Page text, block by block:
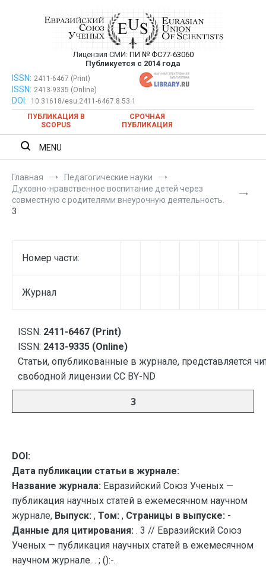
Евразийский Союз Ученых —
публикация научных статей в
ежемесячном научном журнале
Лицензия СМИ: ПИ № ФС77-63060
Публикуется с 2014 года
Евразийский Союз Ученых — публикация научных статей в
ежемесячном научном журнале
ISSN: 2411-6467 (Print)
ISSN: 2413-9335 (Online)
DOI:
10.31618/esu.2411-6467.8.53.1
ПУБЛИКАЦИЯ В
SCOPUS
СРОЧНАЯ
ПУБЛИКАЦИЯ
MENU
Главная
Педагогические науки
Духовно-нравственное воспитание детей через
совместную с родителями внеурочную деятельность.
3
Номер части:
Журнал
ISSN: 2411-6467 (Print)
ISSN: 2413-9335 (Online)
Статьи, опубликованные в журнале, представляется
свободной лицензии CC BY-ND
3
DOI:
Дата публикации статьи в журнале:
Название журнала: Евразийский Союз Ученых —
публикация научных статей в ежемесячном научном
журнале, Выпуск: , Том: , Страницы в выпуске: -
Данные для цитирования: . 3 // Евразийский Союз
Ученых — публикация научных статей в ежемесячном
научном журнале. . ; ():-.